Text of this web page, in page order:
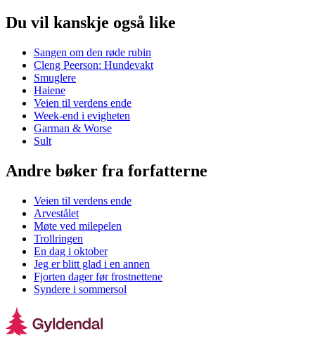
Du vil kanskje også like
Sangen om den røde rubin
Cleng Peerson: Hundevakt
Smuglere
Haiene
Veien til verdens ende
Week-end i evigheten
Garman & Worse
Sult
Andre bøker fra forfatterne
Veien til verdens ende
Arvestålet
Møte ved milepelen
Trollringen
En dag i oktober
Jeg er blitt glad i en annen
Fjorten dager før frostnettene
Syndere i sommersol